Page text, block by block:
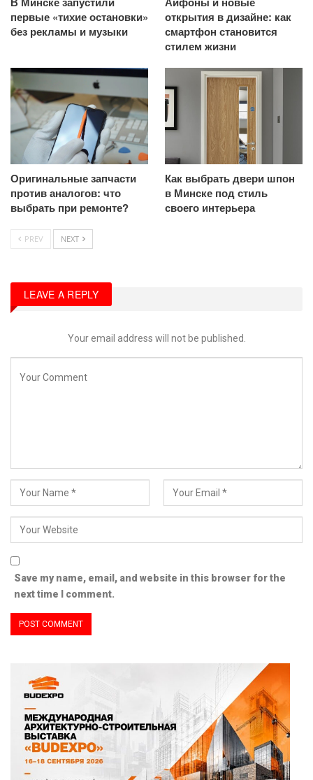
первые «тихие остановки»
без рекламы и музыки
открытия в дизайне: как
смартфон становится
стилем жизни
Оригинальные запчасти
против аналогов: что
выбрать при ремонте?
Как выбрать двери шпон
в Минске под стиль
своего интерьера
PREV NEXT
LEAVE A REPLY
Your email address will not be published.
Save my name, email, and website in this browser for the
next time I comment.